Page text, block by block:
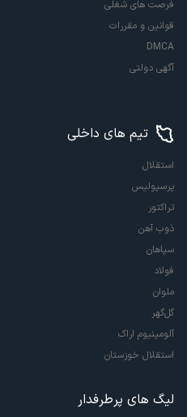
فرصت های شغلی
قوانین و مقررات
DMCA
آگهی دولتی
تیم های داخلی
استقلال
پرسپولیس
تراکتور
ذوب آهن
سپاهان
فولاد
ملوان
گل‌گهر
آلومینیوم اراک
استقلال خوزستان
لیگ های پرطرفدار